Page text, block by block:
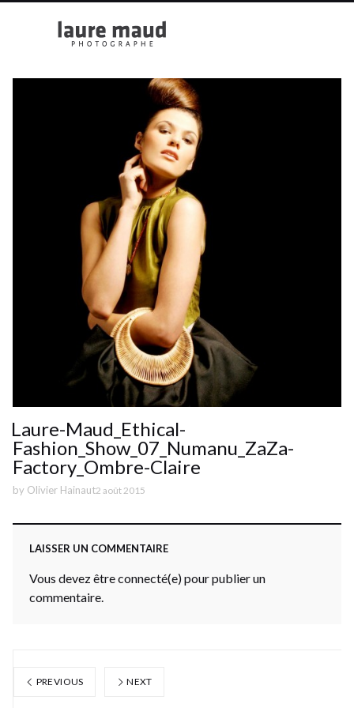
Laure-Maud_Ethical-
Fashion_Show_07_Numanu_ZaZa-
Factory_Ombre-Claire
by Olivier Hainaut2 août 2015
LAISSER UN COMMENTAIRE
Vous devez être connecté(e) pour publier un
commentaire.
PREVIOUS NEXT